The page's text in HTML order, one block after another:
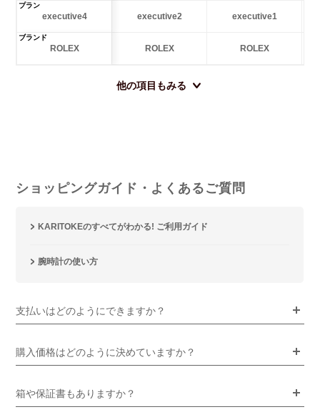
プラン
executive4 executive2 executive1
ブランド
ROLEX ROLEX ROLEX
他の項目もみる
ショッピングガイド・よくあるご質問
KARITOKEのすべてがわかる! ご利用ガイド
腕時計の使い方
支払いはどのようにできますか？
購入価格はどのように決めていますか？
箱や保証書もありますか？